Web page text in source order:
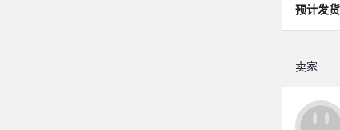
预计发
卖家